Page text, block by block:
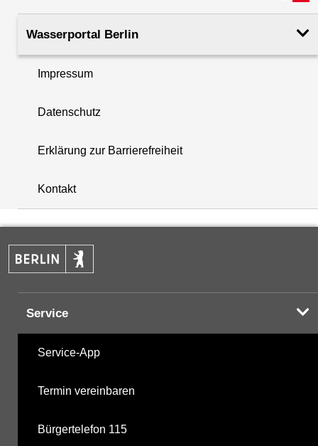
+
−
Wasserportal Berlin
Impressum
Datenschutz
Erklärung zur Barrierefreiheit
Kontakt
Service
Service-App
Termin vereinbaren
Bürgertelefon 115